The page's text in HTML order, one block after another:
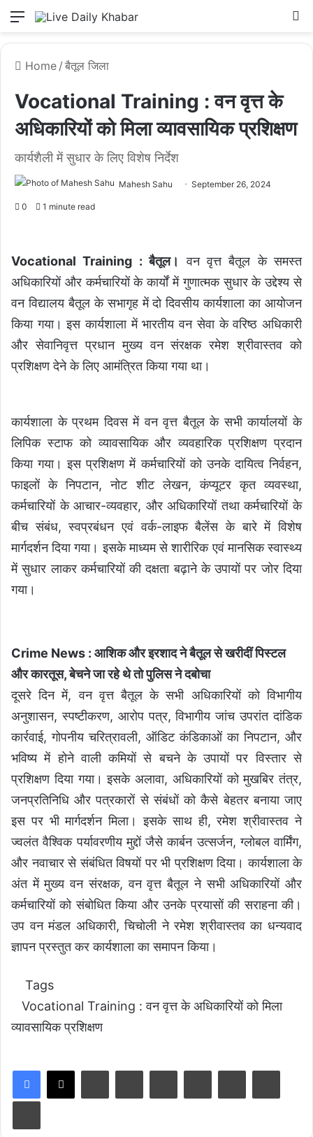
Menu
Home / बैतूल जिला
Vocational Training : वन वृत्त के
अधिकारियों को मिला व्यावसायिक प्रशिक्षण
कार्यशैली में सुधार के लिए विशेष निर्देश
Mahesh Sahu September 26, 2024
0 1 minute read
Vocational Training : बैतूल।
वन वृत्त बैतूल के समस्त
अधिकारियों और कर्मचारियों के कार्यों में गुणात्मक सुधार के उद्देश्य से
वन विद्यालय बैतूल के सभागृह में दो दिवसीय कार्यशाला का आयोजन
किया गया। इस कार्यशाला में भारतीय वन सेवा के वरिष्ठ अधिकारी
और सेवानिवृत्त प्रधान मुख्य वन संरक्षक रमेश श्रीवास्तव को
प्रशिक्षण देने के लिए आमंत्रित किया गया था।
कार्यशाला के प्रथम दिवस में वन वृत्त बैतूल के सभी कार्यालयों के
लिपिक स्टाफ को व्यावसायिक और व्यवहारिक प्रशिक्षण प्रदान
किया गया। इस प्रशिक्षण में कर्मचारियों को उनके दायित्व निर्वहन,
फाइलों के निपटान, नोट शीट लेखन, कंप्यूटर कृत व्यवस्था,
कर्मचारियों के आचार-व्यवहार, और अधिकारियों तथा कर्मचारियों के
बीच संबंध, स्वप्रबंधन एवं वर्क-लाइफ बैलेंस के बारे में विशेष
मार्गदर्शन दिया गया। इसके माध्यम से शारीरिक एवं मानसिक स्वास्थ्य
में सुधार लाकर कर्मचारियों की दक्षता बढ़ाने के उपायों पर जोर दिया
गया।
Crime News : आशिक और इरशाद ने बैतूल से खरीदीं पिस्टल
और कारतूस, बेचने जा रहे थे तो पुलिस ने दबोचा
दूसरे दिन में, वन वृत्त बैतूल के सभी अधिकारियों को विभागीय
अनुशासन, स्पष्टीकरण, आरोप पत्र, विभागीय जांच उपरांत दांडिक
कार्रवाई, गोपनीय चरित्रावली, ऑडिट कंडिकाओं का निपटान, और
भविष्य में होने वाली कमियों से बचने के उपायों पर विस्तार से
प्रशिक्षण दिया गया। इसके अलावा, अधिकारियों को मुखबिर तंत्र,
जनप्रतिनिधि और पत्रकारों से संबंधों को कैसे बेहतर बनाया जाए
इस पर भी मार्गदर्शन मिला। इसके साथ ही, रमेश श्रीवास्तव ने
ज्वलंत वैश्विक पर्यावरणीय मुद्दों जैसे कार्बन उत्सर्जन, ग्लोबल वार्मिंग,
और नवाचार से संबंधित विषयों पर भी प्रशिक्षण दिया। कार्यशाला के
अंत में मुख्य वन संरक्षक, वन वृत्त बैतूल ने सभी अधिकारियों और
कर्मचारियों को संबोधित किया और उनके प्रयासों की सराहना की।
उप वन मंडल अधिकारी, चिचोली ने रमेश श्रीवास्तव का धन्यवाद
ज्ञापन प्रस्तुत कर कार्यशाला का समापन किया।
Tags
Vocational Training : वन वृत्त के अधिकारियों को मिला
व्यावसायिक प्रशिक्षण